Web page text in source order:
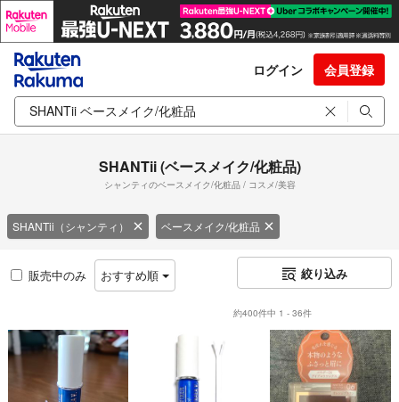
ログイン 会員登録
SHANTii (ベースメイク/化粧品)
シャンティのベースメイク/化粧品 / コスメ/美容
SHANTii（シャンティ） ベースメイク/化粧品
販売中のみ おすすめ順 絞り込み
約400件中 1 - 36件